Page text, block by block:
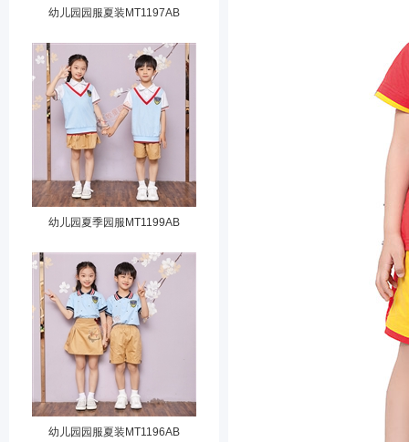
幼儿园园服夏装MT1197AB
幼儿园夏季园服MT1199AB
幼儿园园服夏装MT1196AB